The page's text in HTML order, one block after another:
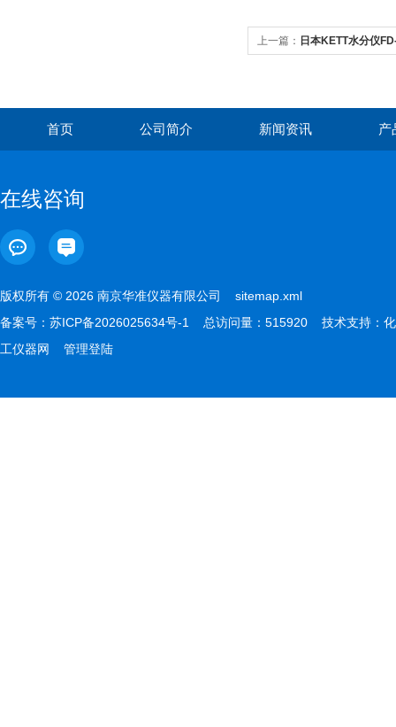
上一篇： 日本KETT水分仪
首页 公司简介 新闻资讯 产
在线咨询
版权所有 © 2026 南京华准仪器有限公司 sitemap.xml
备案号： 苏ICP备2026025634号-1 总访问量：515920 技术支持： 化
工仪器网
管理登陆